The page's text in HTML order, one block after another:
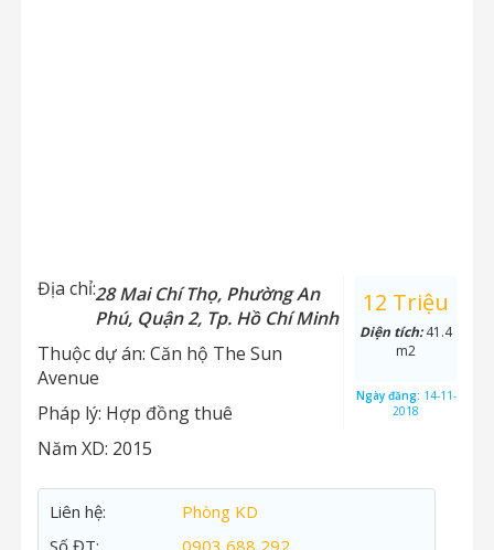
Địa chỉ:28 Mai Chí Thọ, Phường An
Phú, Quận 2, Tp. Hồ Chí Minh
Thuộc dự án: Căn hộ The Sun
Avenue
Pháp lý: Hợp đồng thuê
Năm XD: 2015
12 Triệu
Diện tích:41.4
m2
Ngày đăng: 14-11-
2018
Liên hệ:
Phòng KD
Số ĐT:
0903 688 292